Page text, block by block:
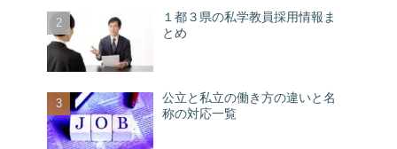
１都３県の私学教員採用情報ま
とめ
公立と私立の働き方の違いと名
称の対応一覧